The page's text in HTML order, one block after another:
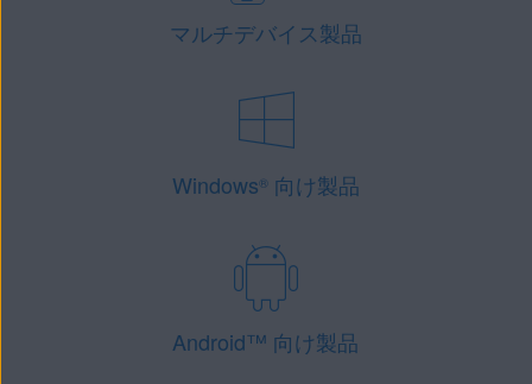
マルチデバイス製品
Windows®向け製品
Android™ 向け製品